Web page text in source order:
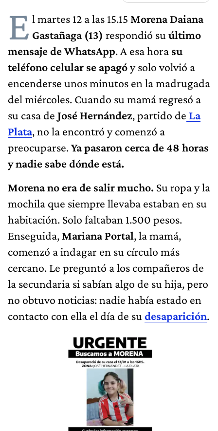
E l martes 12 a las 15.15 Morena Daiana
Gastañaga (13) respondió su último
mensaje de WhatsApp. A esa hora su
teléfono celular se apagóy solo volvió a
encenderse unos minutos en la madrugada
del miércoles. Cuando su mamá regresó a
su casa de José Hernández, partido de La
Plata, no la encontró y comenzó a
preocuparse.Ya pasaron cerca de 48 horas
y nadie sabe dónde está.
Morena no era de salir mucho. Su ropa y la
mochila que siempre llevaba estaban en su
habitación. Solo faltaban 1.500 pesos.
Enseguida, Mariana Portal, la mamá,
comenzó a indagar en su círculo más
cercano. Le preguntó a los compañeros de
la secundaria si sabían algo de su hija, pero
no obtuvo noticias: nadie había estado en
contacto con ella el día de su desaparición.